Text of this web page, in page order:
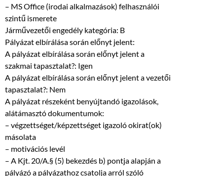
– MS Office (irodai alkalmazások) felhasználói
szintű ismerete
Járművezetői engedély kategória: B
Pályázat elbírálása során előnyt jelent:
A pályázat elbírálása során előnyt jelent a
szakmai tapasztalat?: Igen
A pályázat elbírálása során előnyt jelent a vezetői
tapasztalat?: Nem
A pályázat részeként benyújtandó igazolások,
alátámasztó dokumentumok:
– végzettséget/képzettséget igazoló okirat(ok)
másolata
– motivációs levél
– A Kjt. 20/A.§ (5) bekezdés b) pontja alapján a
pályázó a pályázathoz csatolja arról szóló